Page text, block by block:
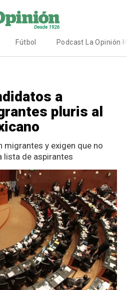
Fútbol Podcast La Opinión
a
pluris al
migrantes y exigen que no
lista de aspirantes